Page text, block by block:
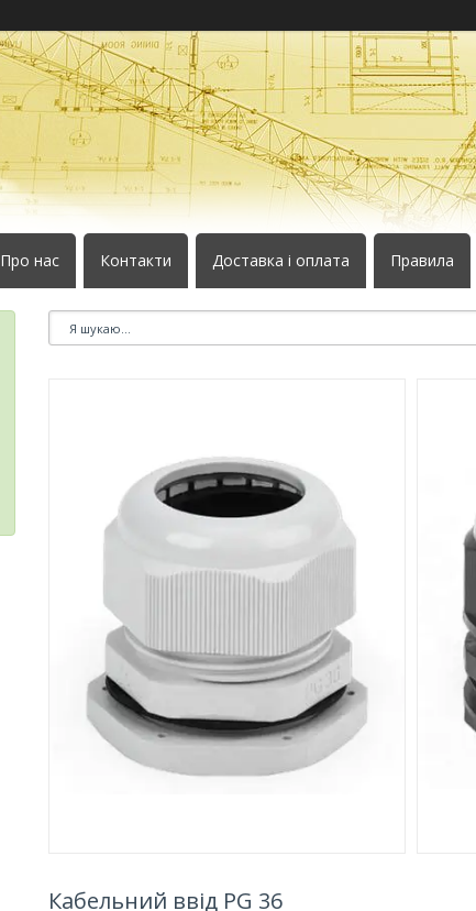
Про нас Контакти Доставка і оплата Правила
Кабельний ввід PG 36